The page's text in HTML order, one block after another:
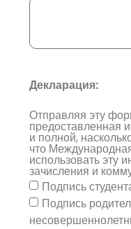
Декларация:
Отправляя эту
предоставленная
и полной,
что
использовать эту
зачисления и
Подпись
Подпись